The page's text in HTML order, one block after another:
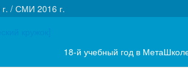
/ СМИ 2016 г.
18-й учебный год в